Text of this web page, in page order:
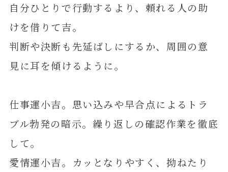
自分ひとりで行動するより、頼れる人の助
けを借りて吉。
判断や決断も先延ばしにするか、周囲の意
見に耳を傾けるように。
仕事運小吉。思い込みや早合点によるトラ
ブル勃発の暗示。繰り返しの確認作業を徹底
して。
愛情運小吉。カッとなりやすく、拗ねたり